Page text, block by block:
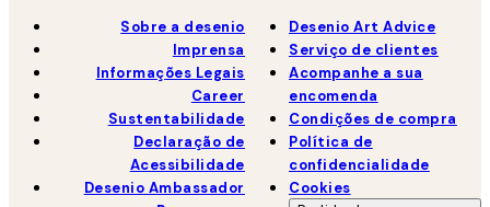
Sobre a desenio
Imprensa
Informações Legais
Career
Sustentabilidade
Declaração de
Acessibilidade
Desenio Ambassador
Desenio Art Advice
Serviço de clientes
Acompanhe a sua
encomenda
Condições de compra
Política de
confidencialidade
Cookies